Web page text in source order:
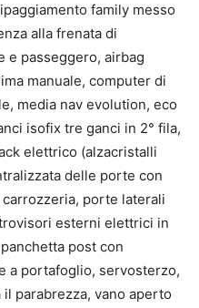
family messo
alla frenata di
e passeggero, airbag
manuale, computer di
media nav evolution, eco
isofix tre ganci in 2° fila,
elettrico (alzacristalli
delle porte con
porte laterali
esterni elettrici in
post con
a portafoglio, servosterzo,
parabrezza, vano aperto